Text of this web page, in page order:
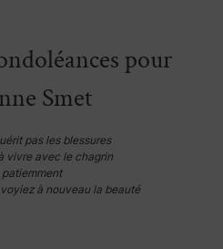
pour
Smet
pas les blessures
vivre avec le chagrin
patiemment
à nouveau la beauté